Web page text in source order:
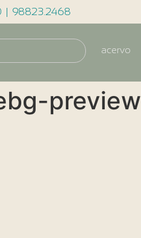
| 98823.2468
acervo
preview